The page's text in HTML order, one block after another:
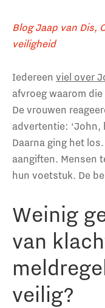
Blog Jaap van Dis,
veiligheid
Iedereen viel over
afvroeg waarom
De vrouwen
advertentie: ‘John,
Daarna ging het
aangiften. Mensen
hun voetstuk. De
Weinig
van
veilig?